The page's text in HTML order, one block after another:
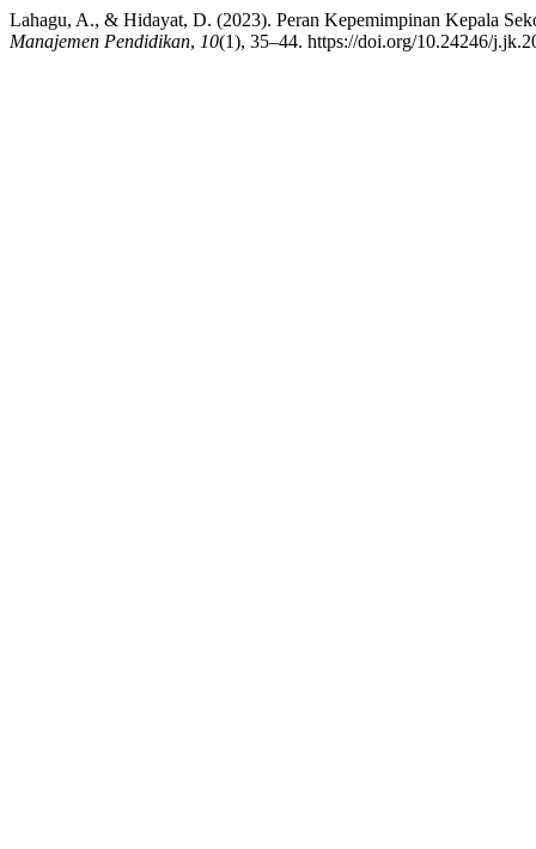
Lahagu, A., & Hidayat, D. (2023). Peran Kepemimpinan Kepala
Manajemen Pendidikan, 10(1), 35–44. https://doi.org/10.24246/